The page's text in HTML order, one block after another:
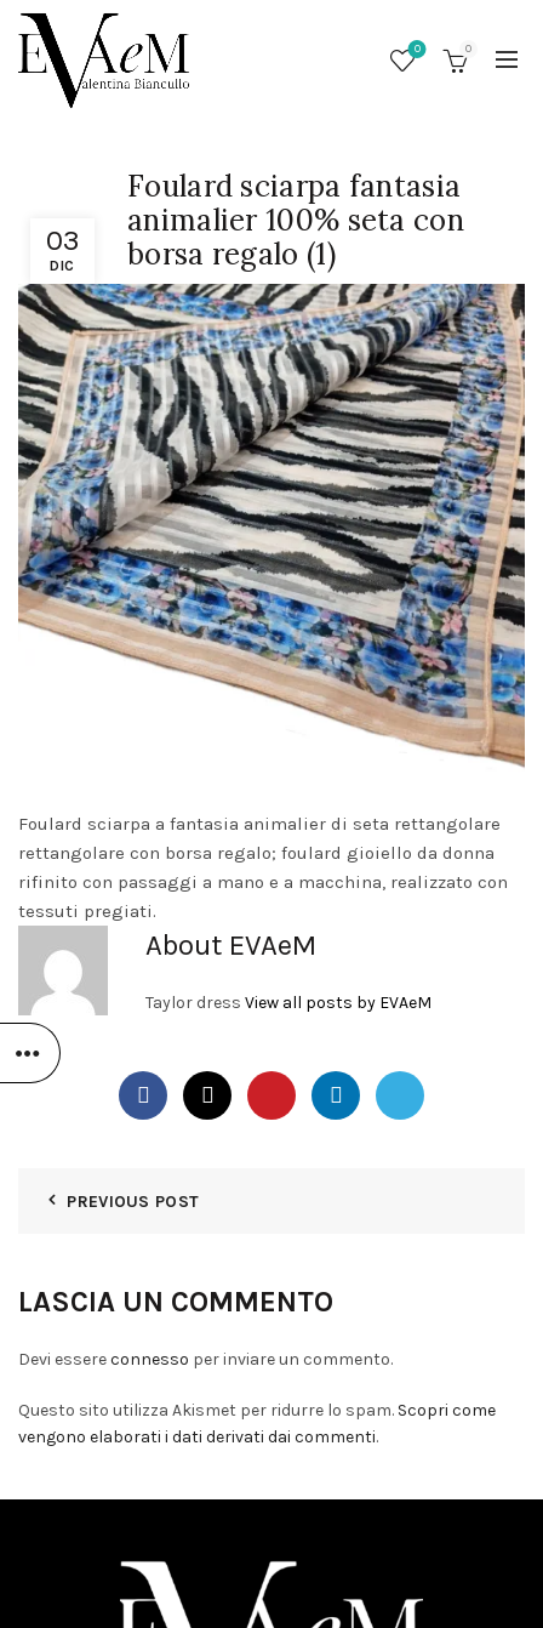
0 0
03
DIC
Foulard sciarpa fantasia
animalier 100% seta con
borsa regalo (1)
Foulard sciarpa a fantasia animalier di seta rettangolare
rettangolare con borsa regalo; foulard gioiello da donna
rifinito con passaggi a mano e a macchina, realizzato con
tessuti pregiati.
About EVAeM
Taylor dress View all posts by EVAeM
PREVIOUS POST
LASCIA UN COMMENTO
Devi essereconnesso per inviare un commento.
Questo sito utilizza Akismet per ridurre lo spam. Scopri come
vengono elaborati i dati derivati dai commenti.